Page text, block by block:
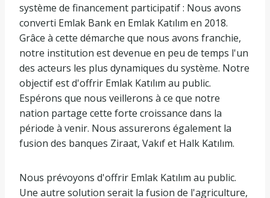
système de financement participatif : Nous avons
converti Emlak Bank en Emlak Katılım en 2018.
Grâce à cette démarche que nous avons franchie,
notre institution est devenue en peu de temps l'un
des acteurs les plus dynamiques du système. Notre
objectif est d'offrir Emlak Katılım au public.
Espérons que nous veillerons à ce que notre
nation partage cette forte croissance dans la
période à venir. Nous assurerons également la
fusion des banques Ziraat, Vakıf et Halk Katılım.
Nous prévoyons d'offrir Emlak Katılım au public.
Une autre solution serait la fusion de l'agriculture,